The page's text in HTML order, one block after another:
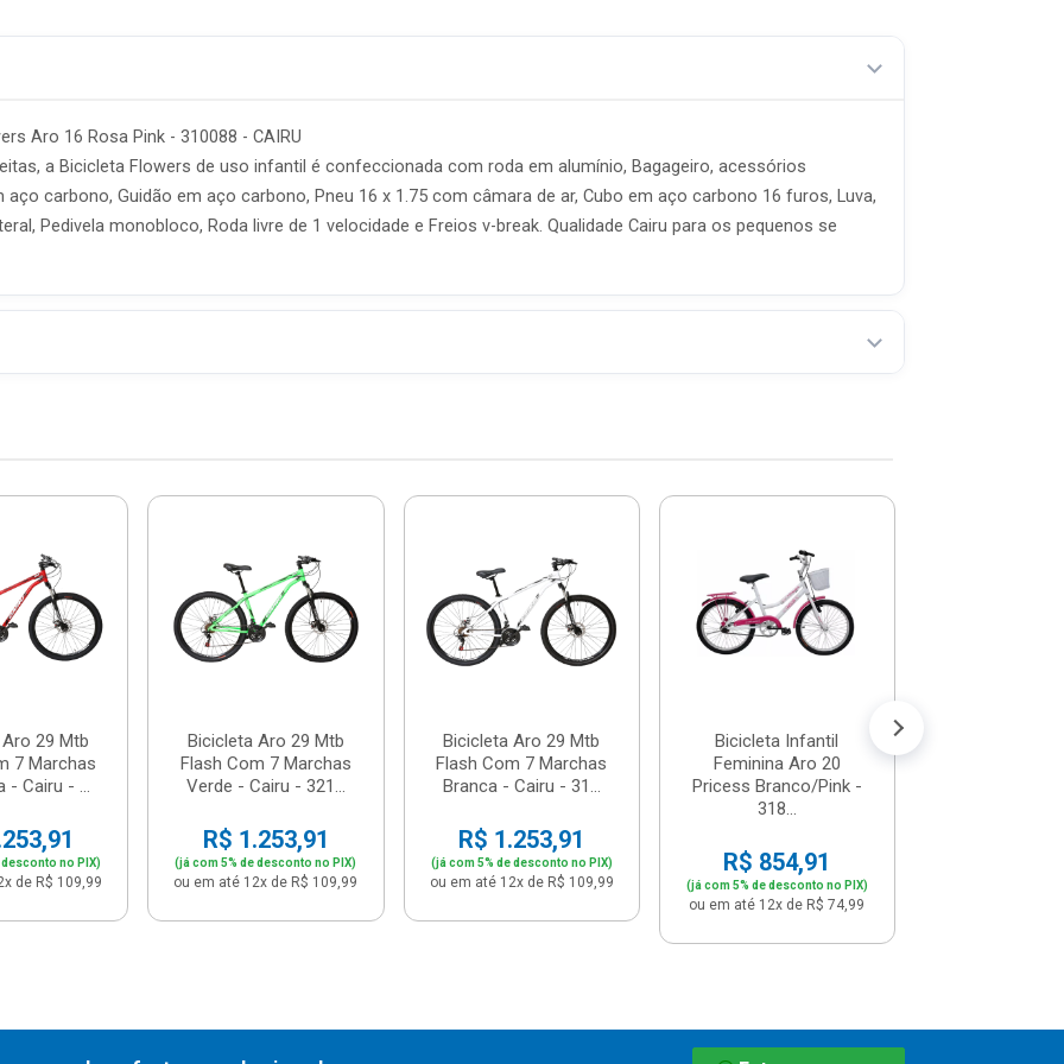
Aro 16 Rosa Pink - 310088 - CAIRU
a Bicicleta Flowers de uso infantil é confeccionada com roda em alumínio, Bagageiro, acessórios
carbono, Guidão em aço carbono, Pneu 16 x 1.75 com câmara de ar, Cubo em aço carbono 16 furos, Luva,
Pedivela monobloco, Roda livre de 1 velocidade e Freios v-break. Qualidade Cairu para os pequenos se
29 Mtb
7 Marchas
- Cairu - ...
no PIX)
de R$ 109,99
Bicicleta Aro 29 Mtb
Flash Com 7 Marchas
Verde - Cairu - 321...
R$ 1.253,91
(já com 5% de desconto no PIX)
ou em até 12x de R$ 109,99
Bicicleta Aro 29 Mtb
Flash Com 7 Marchas
Branca - Cairu - 31...
R$ 1.253,91
(já com 5% de desconto no PIX)
ou em até 12x de R$ 109,99
Bicicleta Infantil
Feminina Aro 20
Pricess Branco/Pink -
318...
R$ 854,91
(já com 5% de desconto no PIX)
ou em até 12x de R$ 74,99